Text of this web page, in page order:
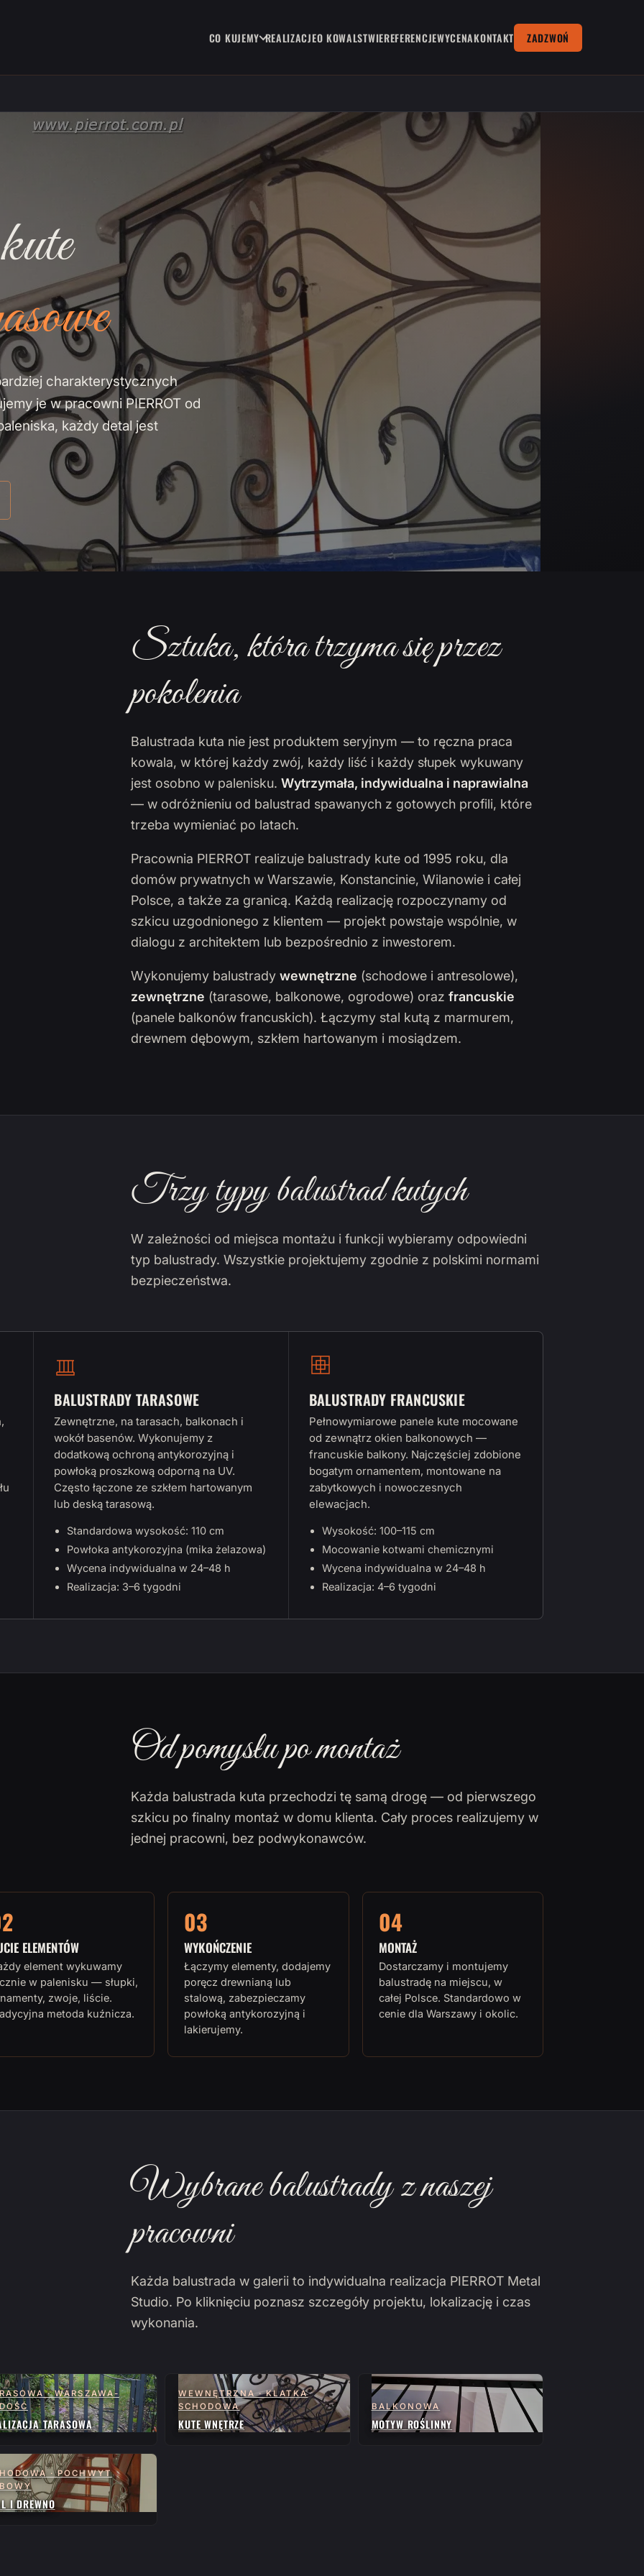
CO KUJEMY REALIZACJEO KOWALSTWIEREFERENCJEWYCENAKONTAKT ZADZWOŃ
charakterystycznych
je w pracowni PIERROT od
każdy detal jest
Sztuka, która trzyma się przez
pokolenia
Balustrada kuta nie jest produktem seryjnym — to ręczna praca
kowala, w której każdy zwój, każdy liść i każdy słupek wykuwany
jest osobno w palenisku. Wytrzymała, indywidualna i naprawialna
— w odróżnieniu od balustrad spawanych z gotowych profili, które
trzeba wymieniać po latach.
Pracownia PIERROT realizuje balustrady kute od 1995 roku, dla
domów prywatnych w Warszawie, Konstancinie, Wilanowie i całej
Polsce, a także za granicą. Każdą realizację rozpoczynamy od
szkicu uzgodnionego z klientem — projekt powstaje wspólnie, w
dialogu z architektem lub bezpośrednio z inwestorem.
Wykonujemy balustrady wewnętrzne (schodowe i antresolowe),
zewnętrzne (tarasowe, balkonowe, ogrodowe) oraz francuskie
(panele balkonów francuskich). Łączymy stal kutą z marmurem,
drewnem dębowym, szkłem hartowanym i mosiądzem.
Trzy typy balustrad kutych
W zależności od miejsca montażu i funkcji wybieramy odpowiedni
typ balustrady. Wszystkie projektujemy zgodnie z polskimi normami
bezpieczeństwa.
BALUSTRADY TARASOWE
Zewnętrzne, na tarasach, balkonach i
wokół basenów. Wykonujemy z
dodatkową ochroną antykorozyjną i
powłoką proszkową odporną na UV.
Często łączone ze szkłem hartowanym
lub deską tarasową.
Standardowa wysokość: 110 cm
Powłoka antykorozyjna (mika żelazowa)
Wycena indywidualna w 24–48 h
Realizacja: 3–6 tygodni
BALUSTRADY FRANCUSKIE
Pełnowymiarowe panele kute mocowane
od zewnątrz okien balkonowych —
francuskie balkony. Najczęściej zdobione
bogatym ornamentem, montowane na
zabytkowych i nowoczesnych
elewacjach.
Wysokość: 100–115 cm
Mocowanie kotwami chemicznymi
Wycena indywidualna w 24–48 h
Realizacja: 4–6 tygodni
Od pomysłu po montaż
Każda balustrada kuta przechodzi tę samą drogę — od pierwszego
szkicu po finalny montaż w domu klienta. Cały proces realizujemy w
jednej pracowni, bez podwykonawców.
ELEMENTÓW
element wykuwamy
w palenisku — słupki,
zwoje, liście.
metoda kuźnicza.
03
WYKOŃCZENIE
Łączymy elementy, dodajemy
poręcz drewnianą lub
stalową, zabezpieczamy
powłoką antykorozyjną i
lakierujemy.
04
MONTAŻ
Dostarczamy i montujemy
balustradę na miejscu, w
całej Polsce. Standardowo w
cenie dla Warszawy i okolic.
Wybrane balustrady z naszej
pracowni
Każda balustrada w galerii to indywidualna realizacja PIERROT Metal
Studio. Po kliknięciu poznasz szczegóły projektu, lokalizację i czas
wykonania.
· WARSZAWA-
TARASOWA
WEWNĘTRZNA · KLATKA
SCHODOWA
KUTE WNĘTRZE
BALKONOWA
MOTYW ROŚLINNY
· POCHWYT
I DREWNO